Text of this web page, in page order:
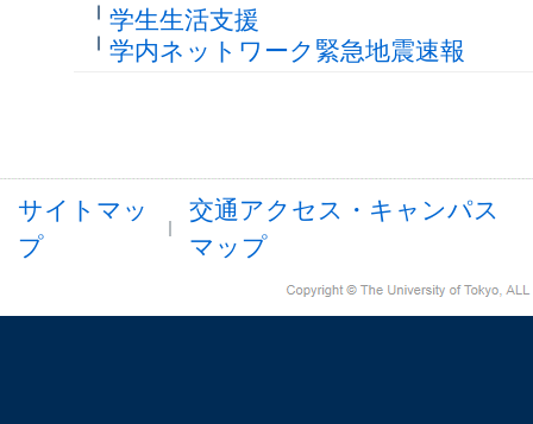
学生生活支援
学内ネットワーク緊急地震速報
サイトマッ
プ
交通アクセス・キャンパス
マップ